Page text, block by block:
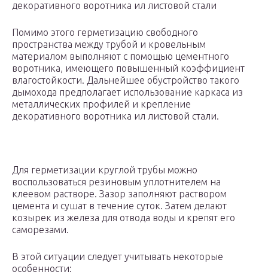
декоративного воротника ил листовой стали
Помимо этого герметизацию свободного
пространства между трубой и кровельным
материалом выполняют с помощью цементного
воротника, имеющего повышенный коэффициент
влагостойкости. Дальнейшее обустройство такого
дымохода предполагает использование каркаса из
металлических профилей и крепление
декоративного воротника ил листовой стали.
Для герметизации круглой трубы можно
воспользоваться резиновым уплотнителем на
клеевом растворе. Зазор заполняют раствором
цемента и сушат в течение суток. Затем делают
козырек из железа для отвода воды и крепят его
саморезами.
В этой ситуации следует учитывать некоторые
особенности: